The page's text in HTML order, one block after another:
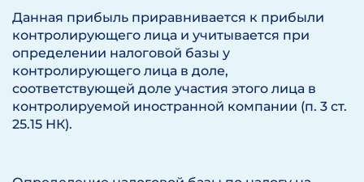
Данная прибыль приравнивается к прибыли
контролирующего лица и учитывается при
определении налоговой базы у
контролирующего лица в доле,
соответствующей доле участия этого лица в
контролируемой иностранной компании (п. 3 ст.
25.15 НК).